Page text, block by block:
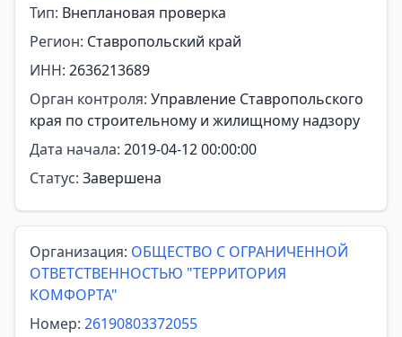
Тип: Внеплановая проверка
Регион: Ставропольский край
ИНН: 2636213689
Орган контроля: Управление Ставропольского
края по строительному и жилищному надзору
Дата начала: 2019-04-12 00:00:00
Статус: Завершена
Организация: ОБЩЕСТВО С ОГРАНИЧЕННОЙ
ОТВЕТСТВЕННОСТЬЮ "ТЕРРИТОРИЯ
КОМФОРТА"
Номер: 26190803372055